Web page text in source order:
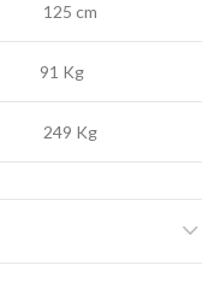
125 cm
91 Kg
249 Kg